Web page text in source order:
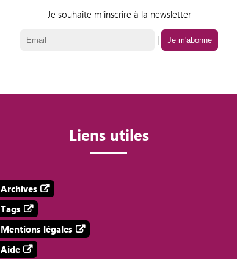
Je souhaite m'inscrire à la newsletter
|
Liens utiles
Archives
Tags
Mentions légales
Aide